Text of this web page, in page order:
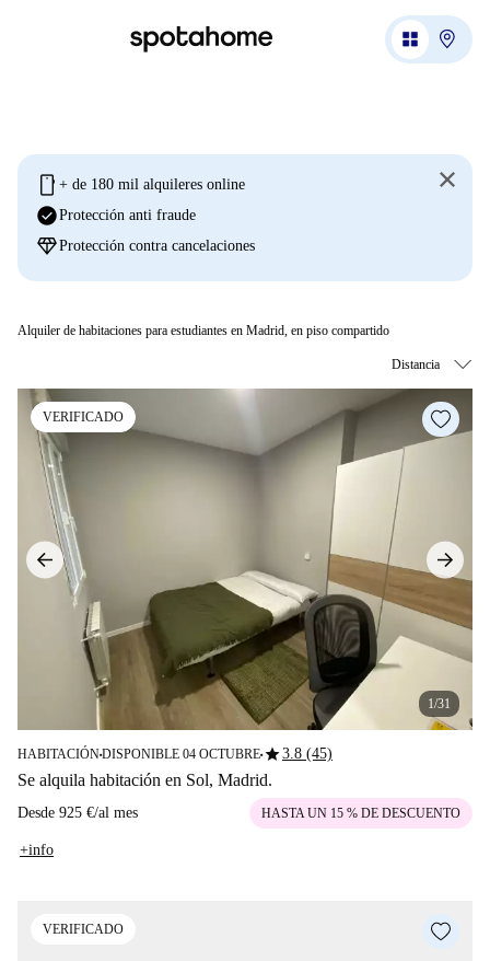
mobile + de 180 mil alquileres online
check_circleProtección anti fraude
diamondProtección contra cancelaciones
Alquiler de habitaciones para estudiantes en Madrid, en piso compartido
VERIFICADO
1/31
HABITACIÓN■DISPONIBLE 04 OCTUBRE■star3.8 (45)
Se alquila habitación en Sol, Madrid.
Desde 925 €/al mes HASTA UN 15 % DE DESCUENTO
+info
VERIFICADO